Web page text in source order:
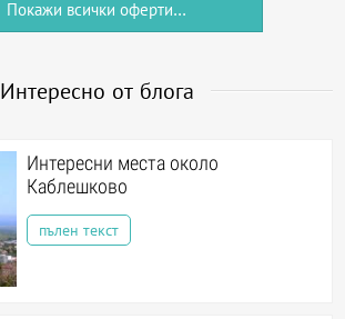
Покажи всички оферти...
Интересно от блога
Интересни места около
Каблешково
пълен текст